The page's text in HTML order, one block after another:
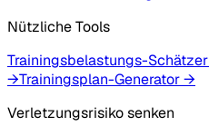
Nützliche Tools
Trainingsbelastungs-Schätzer
→Trainingsplan-Generator→
Verletzungsrisiko senken